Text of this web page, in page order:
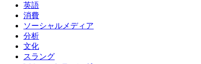
英語
消費
ソーシャルメディア
分析
文化
スラング